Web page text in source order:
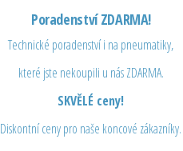
Poradenství ZDARMA!
Technické poradenství i na pneumatiky,
které jste nekoupili u nás ZDARMA.
SKVĚLÉ ceny!
Diskontní ceny pro naše koncové zákazníky.